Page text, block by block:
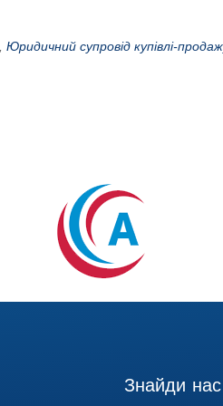
Юридичний супровід купівлі-
Знайди нас